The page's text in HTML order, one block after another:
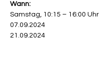
Wann:
Samstag, 10:15 – 16:00 Uhr
07.09.2024
21.09.2024